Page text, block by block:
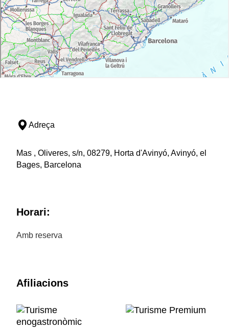
Adreça
Mas , Oliveres, s/n, 08279, Horta d'Avinyó, Avinyó, el
Bages, Barcelona
Horari:
Amb reserva
Afiliacions